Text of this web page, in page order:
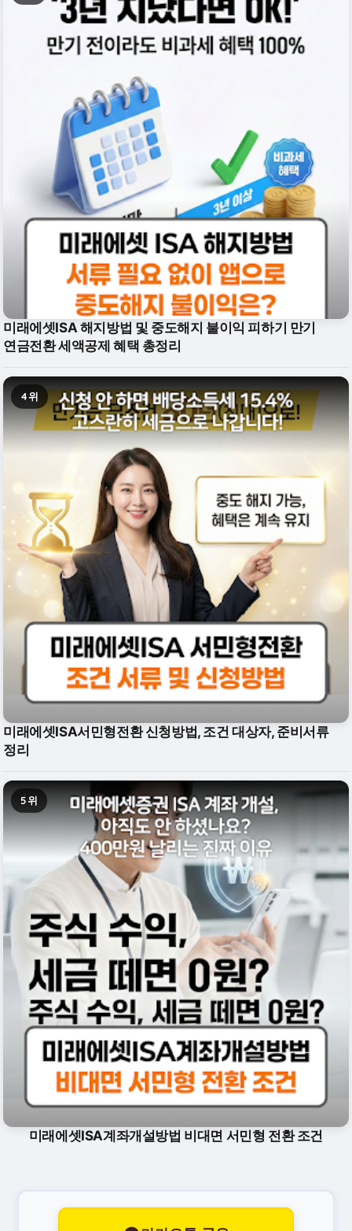
미래에셋ISA 해지방법 및 중도해지 불이익 피하기 만기
연금전환 세액공제 혜택 총정리
4위
미래에셋ISA서민형전환 신청방법, 조건 대상자, 준비서류
정리
5위
미래에셋ISA계좌개설방법 비대면 서민형 전환 조건